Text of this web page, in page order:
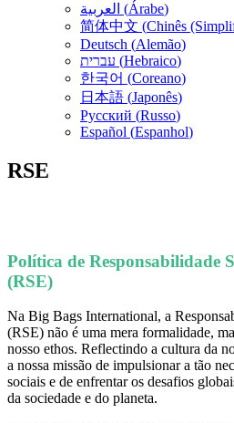
العربية (Árabe)
简体中文 (Chinês
Deutsch (Alemão)
עברית (Hebraico)
한국어 (Coreano)
日本語 (Japonês)
Русский (Russo)
Español (Espanhol)
RSE
Política de Responsabilidade
(RSE)
Na Big Bags International, a
(RSE) não é uma mera formalidade,
nosso ethos. Reflectindo a cultura da
a nossa missão de impulsionar a tão
sociais e de enfrentar os desafios
da sociedade e do planeta.